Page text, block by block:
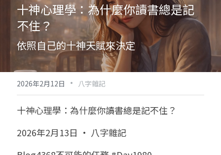
實體經營
祖傳命理
手工印鑑
課程介紹
五行八字學
後天派陽宅
Blog
黃金會員專區
八字雜記
心靈成長
人氣最高
試閱專區
Podcast聽書
團隊訓練營
八字視頻
線上學苑
八字初階班1
八字初階班2
命理商城
八字完整班
我的著作
十神心理學：為什麼你讀書總是記
不住？
依照自己的十神天賦來決定
2026年2月12日 · 八字雜記
十神心理學：為什麼你讀書總是記不住？
2026年2月13日 · 八字雜記
科學八字推理PDF
《十神高階實戰錄》完整典藏版
1美元超值PDF